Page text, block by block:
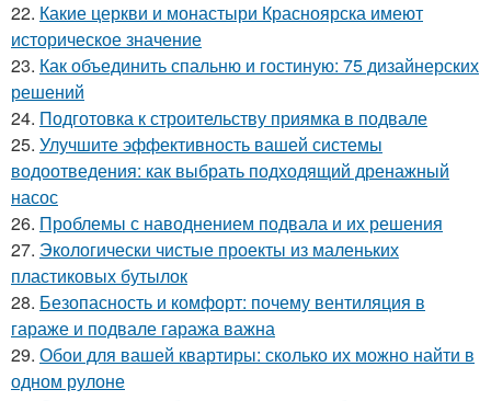
22. Какие церкви и монастыри Красноярска имеют
историческое значение
23. Как объединить спальню и гостиную: 75 дизайнерских
решений
24. Подготовка к строительству приямка в подвале
25. Улучшите эффективность вашей системы
водоотведения: как выбрать подходящий дренажный
насос
26. Проблемы с наводнением подвала и их решения
27. Экологически чистые проекты из маленьких
пластиковых бутылок
28. Безопасность и комфорт: почему вентиляция в
гараже и подвале гаража важна
29. Обои для вашей квартиры: сколько их можно найти в
одном рулоне